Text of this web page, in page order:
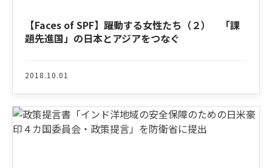
【Faces of SPF】躍動する女性たち（２） 「課
題先進国」の日本とアジアをつなぐ
2018.10.01